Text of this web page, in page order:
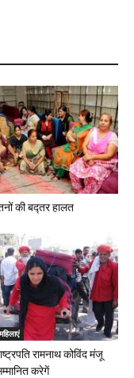
की बद्तर हालत
रामनाथ कोविंद मंजू
करेगें